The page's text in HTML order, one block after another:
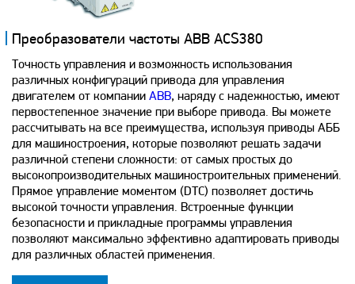
Преобразователи частоты ABB ACS380
Точность управления и возможность использования
различных конфигураций привода для управления
двигателем от компании ABB, наряду с надежностью, имеют
первостепенное значение при выборе привода. Вы можете
рассчитывать на все преимущества, используя приводы АББ
для машиностроения, которые позволяют решать задачи
различной степени сложности: от самых простых до
высокопроизводительных машиностроительных применений.
Прямое управление моментом (DTC) позволяет достичь
высокой точности управления. Встроенные функции
безопасности и прикладные программы управления
позволяют максимально эффективно адаптировать приводы
для различных областей применения.